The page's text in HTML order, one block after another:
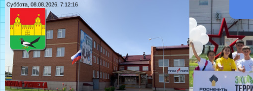
Суббота, 08.08.2026, 7:12:16